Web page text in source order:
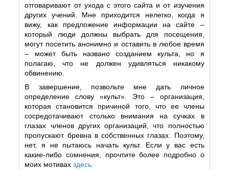
отговаривают от ухода с этого сайта и от изучения
других учений. Мне приходится нелегко, когда я
вижу, как предложение информации на сайте –
который люди должны выбрать для посещения,
могут посетить анонимно и оставить в любое время
– может быть названо созданием культа, но я
полагаю, что не должен удивляться никакому
обвинению.
В завершение, позвольте мне дать личное
определение слову «культ». Это – организация,
которая становится причиной того, что ее члены
сосредотачивают столько внимания на сучках в
глазах членов других организаций, что полностью
пропускают бревна в собственных глазах. Поэтому,
нет, я не пытаюсь начать культ. Если у вас есть
какие-либо сомнения, прочтите более подробно о
моих мотивахздесь